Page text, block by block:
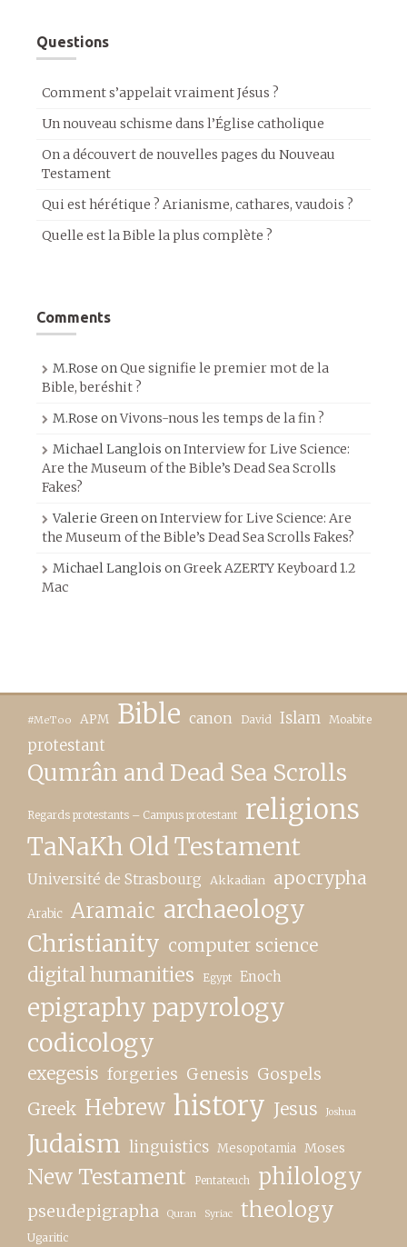
Questions
Comment s’appelait vraiment Jésus ?
Un nouveau schisme dans l’Église catholique
On a découvert de nouvelles pages du Nouveau
Testament
Qui est hérétique ? Arianisme, cathares, vaudois ?
Quelle est la Bible la plus complète ?
Comments
M.Rose onQue signifie le premier mot de la
Bible, beréshit ?
M.Rose onVivons-nous les temps de la fin ?
Michael Langlois onInterview for Live Science:
Are the Museum of the Bible’s Dead Sea Scrolls
Fakes?
Valerie GreenonInterview for Live Science: Are
the Museum of the Bible’s Dead Sea Scrolls Fakes?
Michael Langlois onGreek AZERTY Keyboard 1.2
Mac
#MeToo APM Bible canon David Islam Moabite
protestant
Qumrân and Dead Sea Scrolls
Regards protestants – Campus protestant religions
TaNaKh Old Testament
Université de Strasbourg Akkadian apocrypha
Arabic Aramaic archaeology
Christianity computer science
digital humanities Egypt Enoch
epigraphy papyrology
codicology
exegesis forgeries Genesis Gospels
Greek Hebrew history Jesus Joshua
Judaism linguistics Mesopotamia Moses
New Testament Pentateuch philology
pseudepigrapha Quran Syriac theology
Ugaritic